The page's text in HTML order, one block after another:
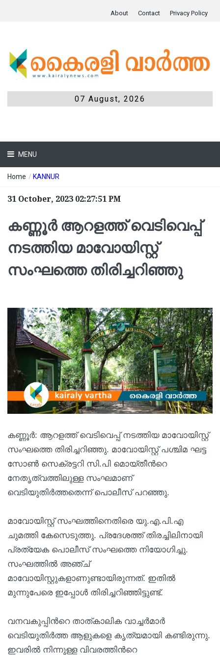
About Contact Privacy Policy
07 August, 2026
MENU
Home / KANNUR
31 October, 2023 02:27:51 PM
കണ്ണൂർ ആറളത്ത് വെടിവെപ്പ്
നടത്തിയ മാവോയിസ്റ്റ്
സംഘത്തെ തിരിച്ചറിഞ്ഞു
കണ്ണൂർ: ആറളത്ത് വെടിവെപ്പ് നടത്തിയ മാവോയിസ്റ്റ്
സംഘത്തെ തിരിച്ചറിഞ്ഞു. മാവോയിസ്റ്റ് പശ്ചിമ ഘട്ട
സോൺ സെക്രട്ടറി സി.പി മൊയ്തീന്‍റെ
നേതൃത്വത്തിലുള്ള സംഘമാണ്
വെടിയുതിർത്തതെന്ന് പൊലീസ് പറഞ്ഞു.
മാവോയിസ്റ്റ് സംഘത്തിനെതിരെ യു.എ.പി.എ
ചുമത്തി കേസെടുത്തു. പ്രദേശത്ത് തിരച്ചിലിനായി
പ്രത്യേക പൊലീസ് സംഘത്തെ നിയോഗിച്ചു.
സംഘത്തിൽ അഞ്ച്
മാവോയിസ്റ്റുകളാണുണ്ടായിരുന്നത്. ഇതിൽ
മുന്നുപേരെ ഇപ്പോൾ തിരിച്ചറിഞ്ഞിട്ടുണ്ട്.
വനവകുപ്പിന്‍റെ താത്കാലിക വാച്ചർമാർ
വെടിയുതിർത്ത ആളുകളെ കൃത്യമായി കണ്ടിരുന്നു.
ഇവരിൽ നിന്നുള്ള വിവരത്തിന്‍റെ